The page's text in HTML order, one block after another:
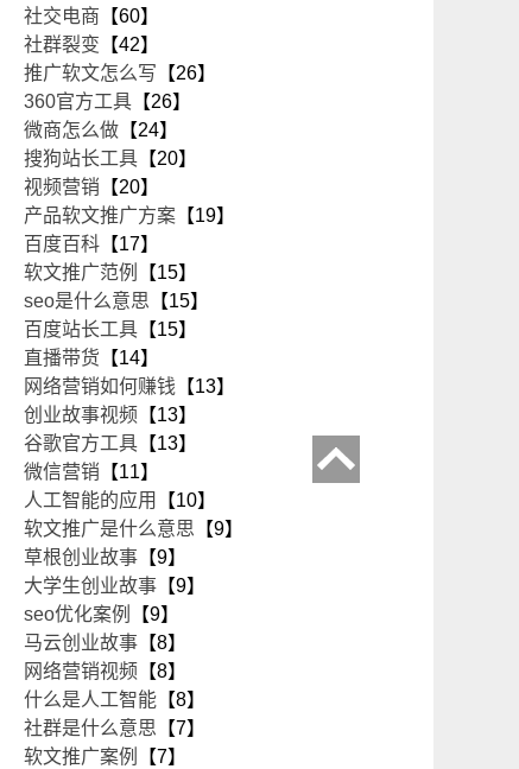
社交电商 【60】
社群裂变 【42】
推广软文怎么写 【26】
360官方工具 【26】
微商怎么做 【24】
搜狗站长工具 【20】
视频营销 【20】
产品软文推广方案 【19】
百度百科 【17】
软文推广范例
【15】
seo是什么意思 【15】
百度站长工具 【15】
直播带货 【14】
网络营销如何赚钱 【13】
创业故事视频 【13】
谷歌官方工具 【13】
微信营销 【11】
人工智能的应用
【10】
软文推广是什么意思 【9】
草根创业故事 【9】
大学生创业故事 【9】
seo优化案例
【9】
马云创业故事 【8】
网络营销视频 【8】
什么是人工智能 【8】
社群是什么意思 【7】
软文推广案例
【7】